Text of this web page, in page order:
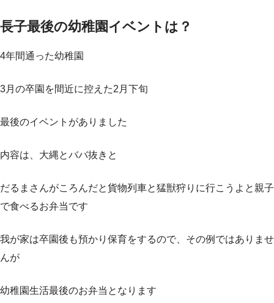
長子最後の幼稚園イベントは？
4年間通った幼稚園
3月の卒園を間近に控えた2月下旬
最後のイベントがありました
内容は、大縄とババ抜きと
だるまさんがころんだと貨物列車と猛獣狩りに行こうよと親子
で食べるお弁当です
我が家は卒園後も預かり保育をするので、その例ではありませ
んが
幼稚園生活最後のお弁当となります